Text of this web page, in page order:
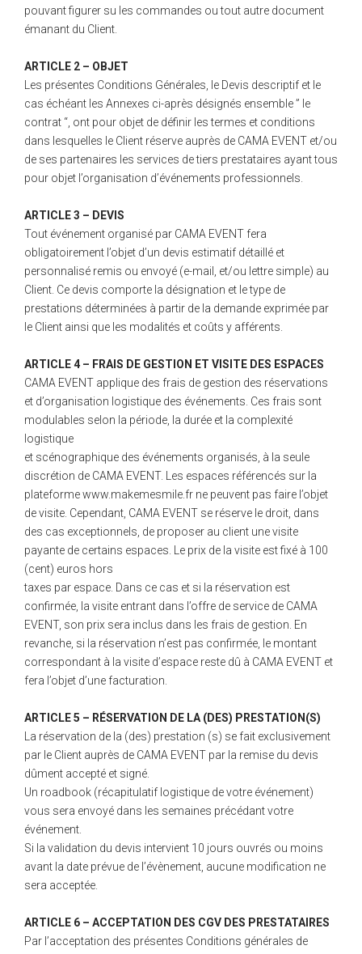
pouvant figurer su les commandes ou tout autre document
émanant du Client.
ARTICLE 2 – OBJET
Les présentes Conditions Générales, le Devis descriptif et le
cas échéant les Annexes ci-après désignés ensemble ” le
contrat “, ont pour objet de définir les termes et conditions
dans lesquelles le Client réserve auprès de CAMA EVENT et/ou
de ses partenaires les services de tiers prestataires ayant tous
pour objet l’organisation d’événements professionnels.
ARTICLE 3 – DEVIS
Tout événement organisé par CAMA EVENT fera
obligatoirement l’objet d’un devis estimatif détaillé et
personnalisé remis ou envoyé (e-mail, et/ou lettre simple) au
Client. Ce devis comporte la désignation et le type de
prestations déterminées à partir de la demande exprimée par
le Client ainsi que les modalités et coûts y afférents.
ARTICLE 4 – FRAIS DE GESTION ET VISITE DES ESPACES
CAMA EVENT applique des frais de gestion des réservations
et d’organisation logistique des événements. Ces frais sont
modulables selon la période, la durée et la complexité
logistique
et scénographique des événements organisés, à la seule
discrétion de CAMA EVENT. Les espaces référencés sur la
plateforme www.makemesmile.fr ne peuvent pas faire l’objet
de visite. Cependant, CAMA EVENT se réserve le droit, dans
des cas exceptionnels, de proposer au client une visite
payante de certains espaces. Le prix de la visite est fixé à 100
(cent) euros hors
taxes par espace. Dans ce cas et si la réservation est
confirmée, la visite entrant dans l’offre de service de CAMA
EVENT, son prix sera inclus dans les frais de gestion. En
revanche, si la réservation n’est pas confirmée, le montant
correspondant à la visite d’espace reste dû à CAMA EVENT et
fera l’objet d’une facturation.
ARTICLE 5 – RÉSERVATION DE LA (DES) PRESTATION(S)
La réservation de la (des) prestation (s) se fait exclusivement
par le Client auprès de CAMA EVENT par la remise du devis
dûment accepté et signé.
Un roadbook (récapitulatif logistique de votre événement)
vous sera envoyé dans les semaines précédant votre
événement.
Si la validation du devis intervient 10 jours ouvrés ou moins
avant la date prévue de l’évènement, aucune modification ne
sera acceptée.
ARTICLE 6 – ACCEPTATION DES CGV DES PRESTATAIRES
Par l’acceptation des présentes Conditions générales de